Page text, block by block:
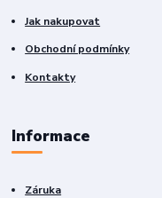
Jak nakupovat
Obchodní podmínky
Kontakty
Informace
Záruka